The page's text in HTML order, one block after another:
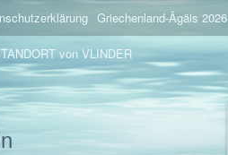
Griechenland-Ägäis 2026
von VLINDER